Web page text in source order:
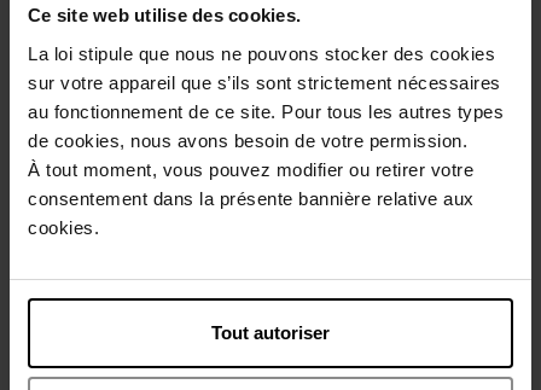
Ce site web utilise des cookies.
La loi stipule que nous ne pouvons stocker des cookies
sur votre appareil que s’ils sont strictement nécessaires
au fonctionnement de ce site. Pour tous les autres types
de cookies, nous avons besoin de votre permission.
À tout moment, vous pouvez modifier ou retirer votre
consentement dans la présente bannière relative aux
cookies.
Tout autoriser
SOL DE JANEIRO